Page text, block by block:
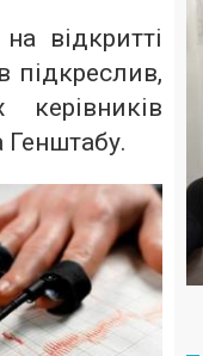
відкритті
підкреслив,
Генштабу.